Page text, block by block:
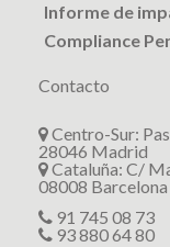
Informe de
Compliance
Contacto
Centro-Sur:
28046 Madrid
Cataluña: C/
08008 Barcelona
91 745 08 73
93 880 64 80